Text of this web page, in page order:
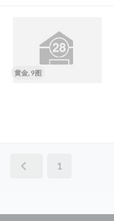
黄金, 9图
1